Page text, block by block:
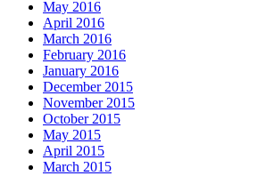
May 2016
April 2016
March 2016
February 2016
January 2016
December 2015
November 2015
October 2015
May 2015
April 2015
March 2015